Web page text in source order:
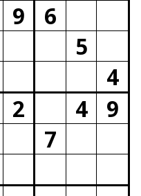
9
6
5
4
2
4
9
7